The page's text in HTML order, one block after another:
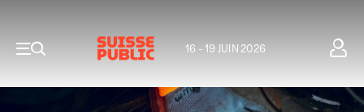
16 - 19 JUIN 2026